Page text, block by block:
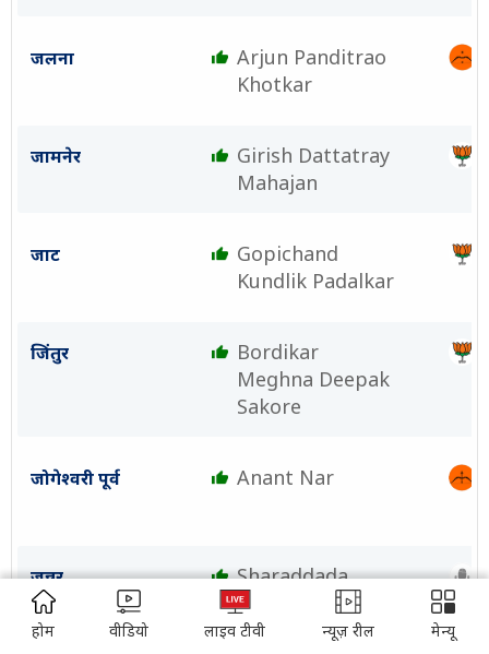
जलना
Arjun Panditrao
Khotkar
जामनेर
Girish Dattatray
Mahajan
जाट
Gopichand
Kundlik Padalkar
जिंतुर
Bordikar
Meghna Deepak
Sakore
जोगेश्वरी पूर्व Anant Nar
जुन्नर
Sharaddada
Bhimaji
Sonawane
ADVERTISEMENT
होम वीडियो लाइव टीवी न्यूज़ रील मेन्यू